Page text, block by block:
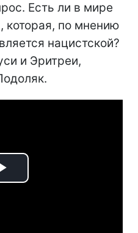
Есть ли в мире
которая, по мнению
нацистской?
и Эритреи,
Play